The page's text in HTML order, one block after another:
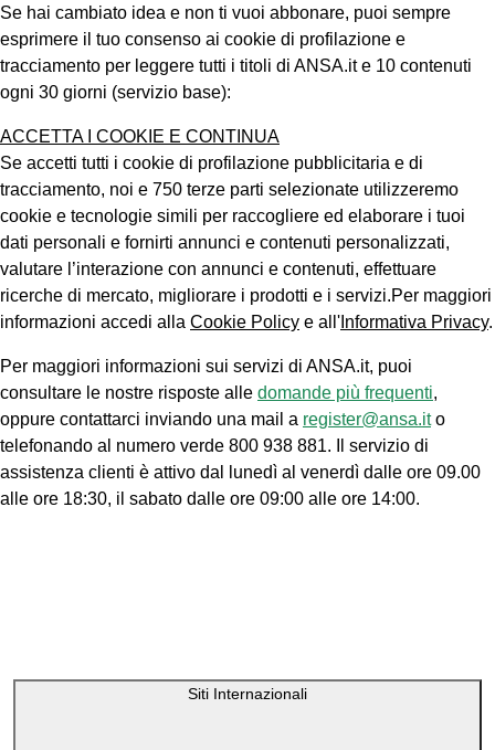
Se hai cambiato idea e non ti vuoi abbonare, puoi sempre
esprimere il tuo consenso ai cookie di profilazione e
tracciamento per leggere tutti i titoli di ANSA.it e 10 contenuti
ogni 30 giorni (servizio base):
ACCETTA I COOKIE E CONTINUA
Se accetti tutti i cookie di profilazione pubblicitaria e di
tracciamento, noi e 750 terze parti selezionate utilizzeremo
cookie e tecnologie simili per raccogliere ed elaborare i tuoi
dati personali e fornirti annunci e contenuti personalizzati,
valutare l’interazione con annunci e contenuti, effettuare
ricerche di mercato, migliorare i prodotti e i servizi.Per maggiori
informazioni accedi alla Cookie Policy e all' Informativa Privacy.
Per maggiori informazioni sui servizi di ANSA.it, puoi
consultare le nostre risposte alle domande più frequenti,
oppure contattarci inviando una mail a register@ansa.ito
telefonando al numero verde 800 938 881. Il servizio di
assistenza clienti è attivo dal lunedì al venerdì dalle ore 09.00
alle ore 18:30, il sabato dalle ore 09:00 alle ore 14:00.
Siti Internazionali